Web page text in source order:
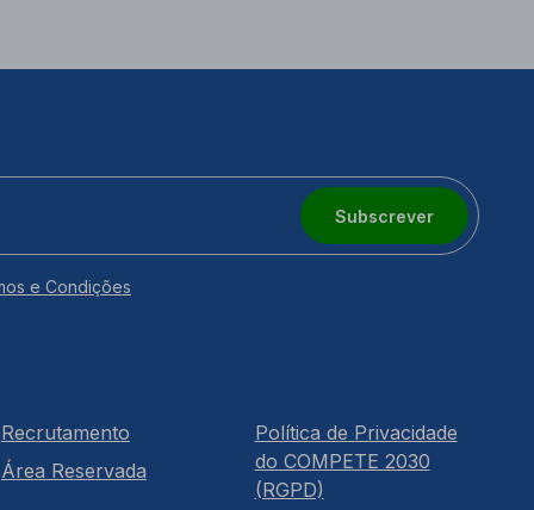
Subscrever
e Condições
Recrutamento
Área Reservada
Política de Privacidade
do COMPETE 2030
(RGPD)